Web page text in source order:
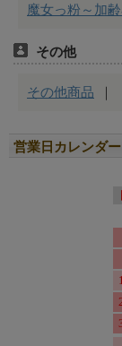
営業日カレンダー